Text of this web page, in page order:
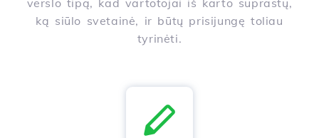
verslo tipą, kad vartotojai iš karto suprastų,
ką siūlo svetainė, ir būtų prisijungę toliau
tyrinėti.